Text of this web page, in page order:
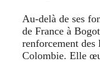
Au-delà de ses
de France à
renforcement des
Colombie. Elle